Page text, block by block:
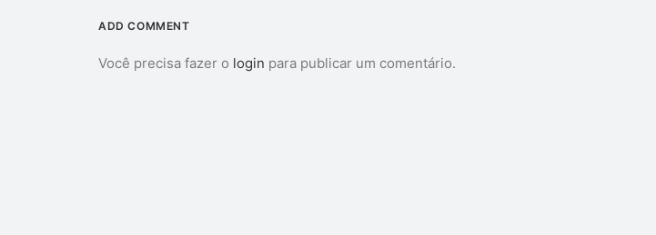
ADD COMMENT
Você precisa fazer o login para publicar um comentário.